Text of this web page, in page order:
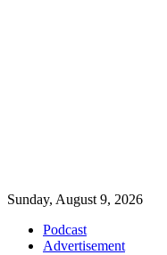
Sunday, August 9, 2026
Podcast
Advertisement